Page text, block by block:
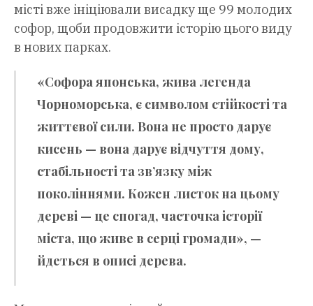
місті вже ініціювали висадку ще 99 молодих
софор, щоби продовжити історію цього виду
в нових парках.
«Софора японська, жива легенда
Чорноморська, є символом стійкості та
життєвої сили. Вона не просто дарує
кисень — вона дарує відчуття дому,
стабільності та зв’язку між
поколіннями. Кожен листок на цьому
дереві — це спогад, часточка історії
міста, що живе в серці громади», —
йдеться в описі дерева.